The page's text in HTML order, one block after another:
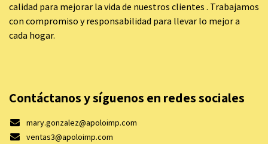
calidad para mejorar la vida de nuestros clientes . Trabajamos
con compromiso y responsabilidad para llevar lo mejor a
cada hogar.
Contáctanos y síguenos en redes sociales
mary.gonzalez@apoloimp.com
ventas3@apoloimp.com